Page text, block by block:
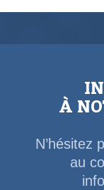
À
N’hésitez
au